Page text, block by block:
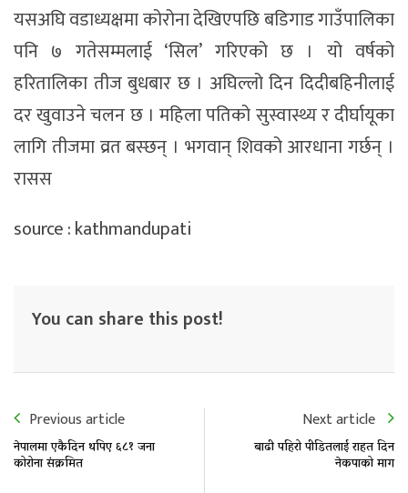
यसअघि वडाध्यक्षमा कोरोना देखिएपछि बडिगाड गाउँपालिका
पनि ७ गतेसम्मलाई ‘सिल’ गरिएको छ । यो वर्षको
हरितालिका तीज बुधबार छ । अघिल्लो दिन दिदीबहिनीलाई
दर खुवाउने चलन छ । महिला पतिको सुस्वास्थ्य र दीर्घायूका
लागि तीजमा व्रत बस्छन् । भगवान् शिवको आरधाना गर्छन् ।
रासस
source : kathmandupati
You can share this post!
Previous article
नेपालमा एकैदिन थपिए ६८१ जना
कोरोना संक्रमित
Next article
बाढी पहिरो पीडितलाई राहत दिन
नेकपाको माग